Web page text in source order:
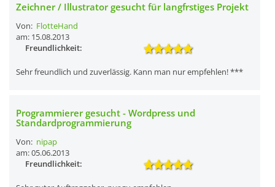
Zeichner / Illustrator gesucht für langfrstiges Projekt
Von: FlotteHand
am: 15.08.2013
Freundlichkeit:
Sehr freundlich und zuverlässig. Kann man nur empfehlen! ***
Programmierer gesucht - Wordpress und
Standardprogrammierung
Von: nipap
am: 05.06.2013
Freundlichkeit: